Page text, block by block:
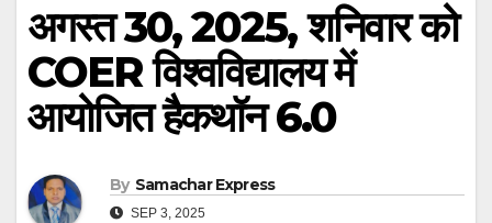
अगस्त 30, 2025, शनिवार को
COER विश्वविद्यालय में
आयोजित हैकथॉन 6.0
By Samachar Express
SEP 3, 2025